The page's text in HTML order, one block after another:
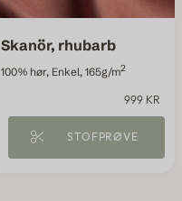
Skanör, rhubarb
100% hør, Enkel, 165g/m2
999 KR
STOFPRØVE